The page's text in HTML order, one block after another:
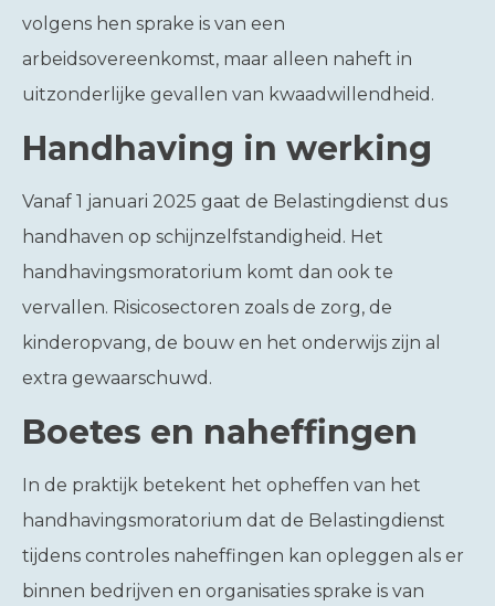
volgens hen sprake is van een
arbeidsovereenkomst, maar alleen naheft in
uitzonderlijke gevallen van kwaadwillendheid.
Handhaving in werking
Vanaf 1 januari 2025 gaat de Belastingdienst dus
handhaven op schijnzelfstandigheid. Het
handhavingsmoratorium komt dan ook te
vervallen. Risicosectoren zoals de zorg, de
kinderopvang, de bouw en het onderwijs zijn al
extra gewaarschuwd.
Boetes en naheffingen
In de praktijk betekent het opheffen van het
handhavingsmoratorium dat de Belastingdienst
tijdens controles naheffingen kan opleggen als er
binnen bedrijven en organisaties sprake is van